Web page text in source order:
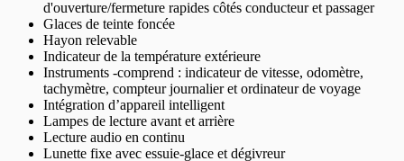
d'ouverture/fermeture rapides côtés conducteur et passager
Glaces de teinte foncée
Hayon relevable
Indicateur de la température extérieure
Instruments -comprend : indicateur de vitesse, odomètre,
tachymètre, compteur journalier et ordinateur de voyage
Intégration d’appareil intelligent
Lampes de lecture avant et arrière
Lecture audio en continu
Lunette fixe avec essuie-glace et dégivreur